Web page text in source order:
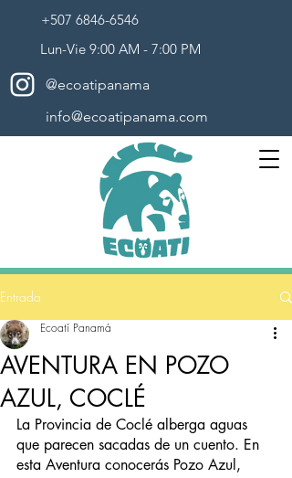
+507 6846-6546
Lun-Vie 9:00 AM - 7:00 PM
@ecoatipanama
info@ecoatipanama.com
Entrada
AVENTURA EN POZO
AZUL, COCLÉ
Ecoatí Panamá
La Provincia de Coclé alberga aguas
que parecen sacadas de un cuento. En
esta Aventura conocerás Pozo Azul,